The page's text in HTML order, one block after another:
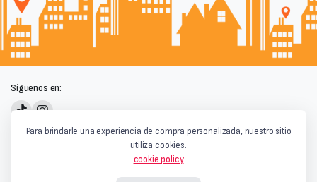
Síguenos en:
Powered by
Para brindarle una experiencia de compra personalizada, nuestro sitio
utiliza cookies.
cookie policy